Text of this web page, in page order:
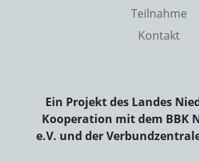
Teilnahme
Kontakt
Ein Projekt des Landes
Kooperation mit dem BBK
e.V. und der Verbundzentrale